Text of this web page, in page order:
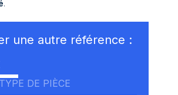
.
une autre référence :
DE PIÈCE